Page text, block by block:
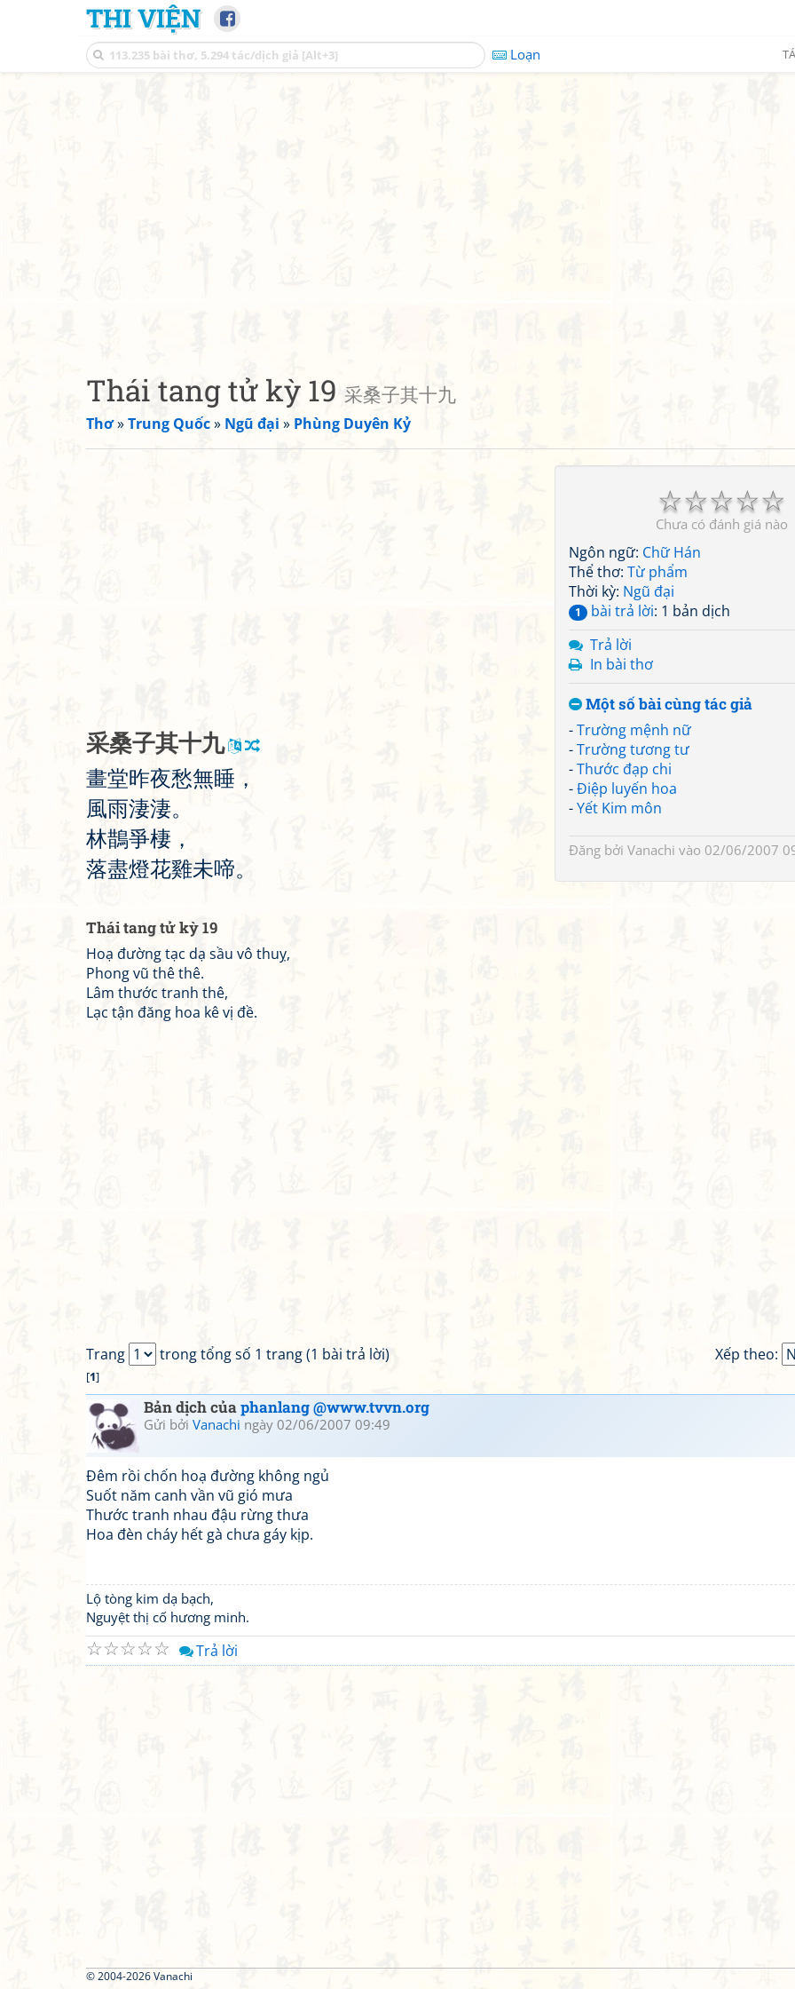
THI VIỆN
Loạn
Thái tang tử kỳ 19 采桑子其十九
Thơ»Trung Quốc» Ngũ đại » Phùng Duyên Kỷ
☆
☆
☆
☆
☆
Chưa có đánh giá nào
Ngôn ngữ: Chữ Hán
Thể thơ: Từ phẩm
Thời kỳ: Ngũ đại
1 bài trả lời: 1 bản dịch
Trả lời
In bài thơ
Một số bài cùng tác giả
-Trường mệnh nữ
-Trường tương tư
-Thước đạp chi
-Điệp luyến hoa
-Yết Kim môn
Đăng bởi Vanachi vào 02/06/2007
采桑子其十九
畫堂昨夜愁無睡 ，
風雨淒淒。
林鵲爭棲 ，
落盡燈花雞未啼。
Thái tang tử kỳ 19
Hoạ đường tạc dạ sầu vô thuỵ,
Phong vũ thê thê.
Lâm thước tranh thê,
Lạc tận đăng hoa kê vị đề.
Xếp theo:
Trang trong tổng số 1 trang (1 bài trả lời)
[1]
Bản dịch củaphanlang @www.tvvn.org
Gửi bởi Vanachi ngày 02/06/2007 09:49
Đêm rồi chốn hoạ đường không ngủ
Suốt năm canh vần vũ gió mưa
Thước tranh nhau đậu rừng thưa
Hoa đèn cháy hết gà chưa gáy kịp.
Lộ tòng kim dạ bạch,
Nguyệt thị cố hương minh.
☆
☆
☆
☆
☆ Trả lời
© 2004-2026 Vanachi